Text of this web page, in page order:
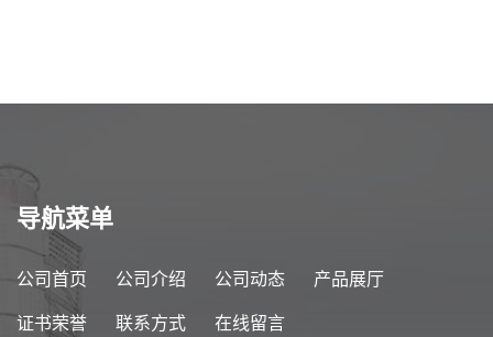
导航菜单
公司首页 公司介绍 公司动态 产品展厅
证书荣誉 联系方式 在线留言